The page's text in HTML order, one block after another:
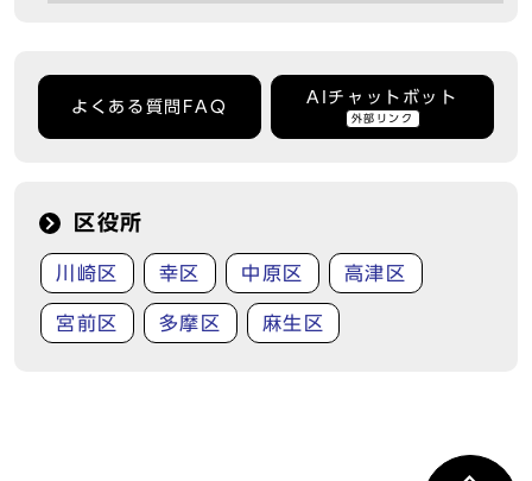
よくある質問FAQ
AIチャットボット
外部リンク
区役所
川崎区 幸区 中原区 高津区
宮前区 多摩区 麻生区